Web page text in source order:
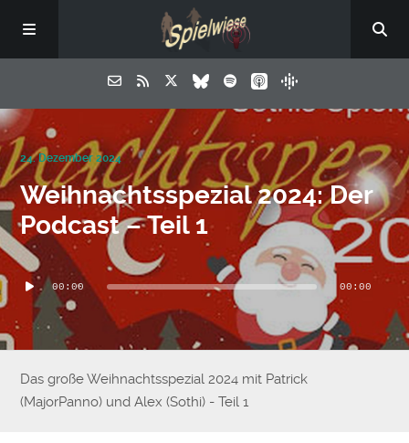
24. Dezember 2024
Weihnachtsspezial 2024: Der
Podcast – Teil 1
Audio-
Player00:00 00:00
Das große Weihnachtsspezial 2024 mit Patrick
(MajorPanno) und Alex (Sothi) - Teil 1